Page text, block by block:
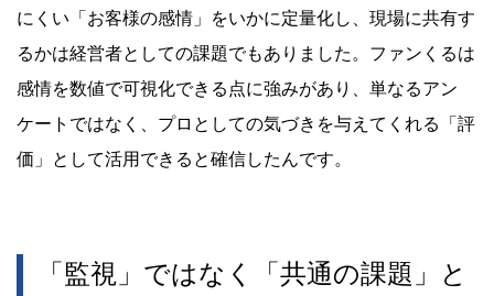
にくい「お客様の感情」をいかに定量化し、現場に共有す
るかは経営者としての課題でもありました。ファンくるは
感情を数値で可視化できる点に強みがあり、単なるアン
ケートではなく、プロとしての気づきを与えてくれる「評
価」として活用できると確信したんです。
「監視」ではなく「共通の課題」と